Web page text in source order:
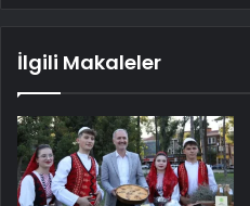
İlgili Makaleler